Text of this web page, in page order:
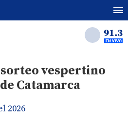
vespertino
Catamarca
2026